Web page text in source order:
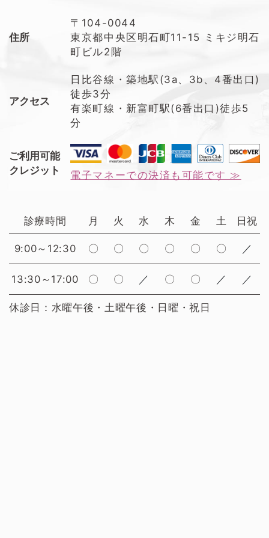
住所
〒104-0044
東京都中央区明石町11-15 ミキジ明石
町ビル2階
アクセス
日比谷線・築地駅(3a、3b、4番出口)
徒歩3分
有楽町線・新富町駅(6番出口)徒歩5
分
ご利用可能
クレジット
電子マネーでの決済も可能です ≫
休診日：水曜午後・土曜午後・日曜・祝日
診療時間 月 火 水 木 金 土 日祝
9:00～12:30 〇 〇 〇 〇 〇 〇 ／
13:30～17:00 〇 〇 ／ 〇 〇 ／ ／